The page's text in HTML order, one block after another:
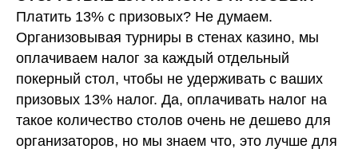
Платить 13% с призовых? Не думаем.
Организовывая турниры в стенах казино, мы
оплачиваем налог за каждый отдельный
покерный стол, чтобы не удерживать с ваших
призовых 13% налог. Да, оплачивать налог на
такое количество столов очень не дешево для
организаторов, но мы знаем что, это лучше для